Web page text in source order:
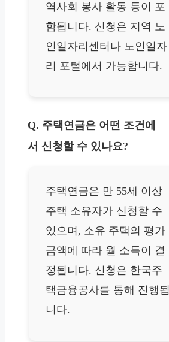
역사회 봉사 활동 등이 포
함됩니다. 신청은 지역 노
인일자리센터나 노인일자
리 포털에서 가능합니다.
Q. 주택연금은 어떤 조건에
서 신청할 수 있나요?
주택연금은 만 55세 이상
주택 소유자가 신청할 수
있으며, 소유 주택의 평가
금액에 따라 월 소득이 결
정됩니다. 신청은 한국주
택금융공사를 통해 진행됩
니다.